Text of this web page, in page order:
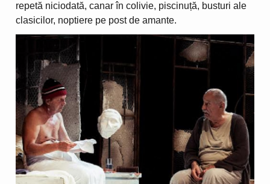
repetă niciodată, canar în colivie, piscinuță, busturi ale
clasicilor, noptiere pe post de amante.